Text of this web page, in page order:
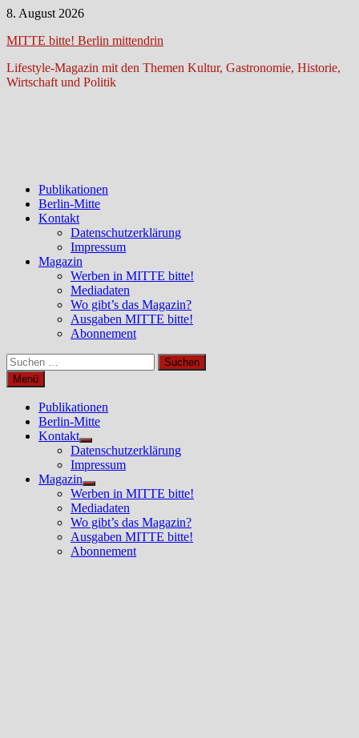
Zum
springen
8. August 2026
MITTE bitte! Berlin mittendrin
Lifestyle-Magazin mit den Themen Kultur, Gastronomie, Historie,
Wirtschaft und Politik
Publikationen
Berlin-Mitte
Kontakt
Datenschutzerklärung
Impressum
Magazin
Werben in MITTE bitte!
Mediadaten
Wo gibt’s das Magazin?
Ausgaben MITTE bitte!
Abonnement
Suchen
nach:
Menü
Publikationen
Berlin-Mitte
Kontakt
Untermenü
anzeigen
Datenschutzerklärung
Impressum
Magazin
Untermenü
anzeigen
Werben in MITTE bitte!
Mediadaten
Wo gibt’s das Magazin?
Ausgaben MITTE bitte!
Abonnement